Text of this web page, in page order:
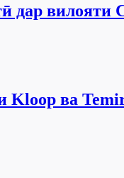
дар вилояти
Kloop ва